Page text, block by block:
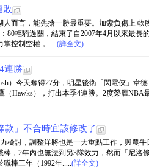
敗
而言，能先搶一勝最重要。加索負傷上
80輕騎過關，結束了自2007年4月以來最長
掌控制空權，.....(詳全文)
連勝
）今天奪得27分，明星後衛「閃電俠」韋
（Hawks），打出本季4連勝。2度榮膺
款」不合時宜該修改了
檢討，調整洋將也是一大重點工作，興農
，2年內也無法到另3隊效力，然而「尼洛
棒三年（1992年.....(詳全文)